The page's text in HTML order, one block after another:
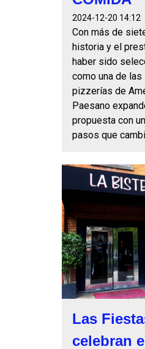
2024-12-20 14:12
Con más de
historia y el
haber sido
como una de
pizzerías de
Paesano
propuesta con
pasos que
Las
celebran